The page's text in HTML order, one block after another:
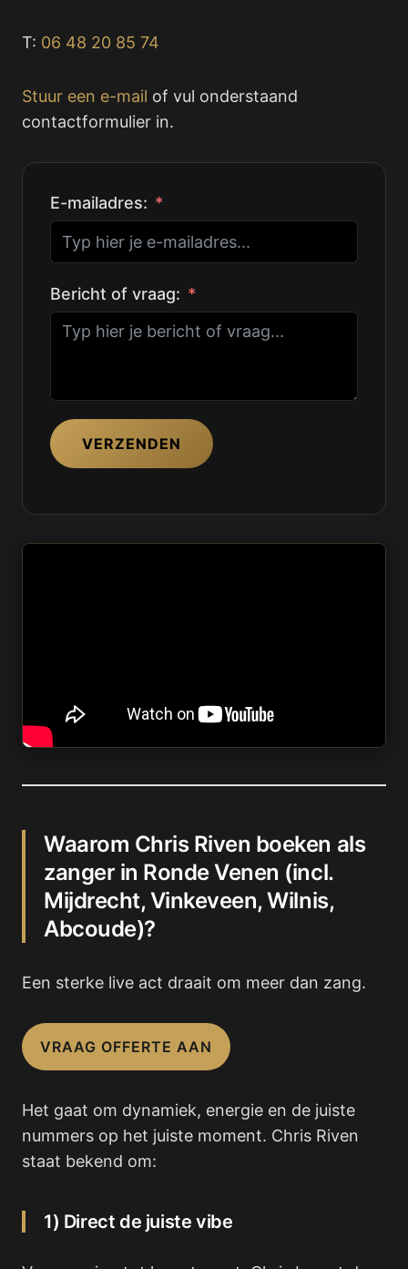
T: 06 48 20 85 74
Stuur een e-mail of vul onderstaand
contactformulier in.
E-mailadres:
Bericht of vraag:
VERZENDEN
Waarom Chris Riven boeken als
zanger in Ronde Venen (incl.
Mijdrecht, Vinkeveen, Wilnis,
Abcoude)?
Een sterke live act draait om meer dan zang.
VRAAG OFFERTE AAN
Het gaat om dynamiek, energie en de juiste
nummers op het juiste moment. Chris Riven
staat bekend om:
1) Direct de juiste vibe